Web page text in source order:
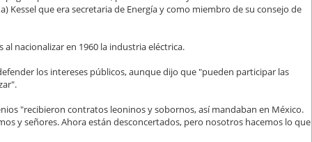
Kessel que era secretaria de Energía y como miembro de su consejo de
nacionalizar en 1960 la industria eléctrica.
los intereses públicos, aunque dijo que "pueden participar las
"recibieron contratos leoninos y sobornos, así mandaban en México.
y señores. Ahora están desconcertados, pero nosotros hacemos lo que